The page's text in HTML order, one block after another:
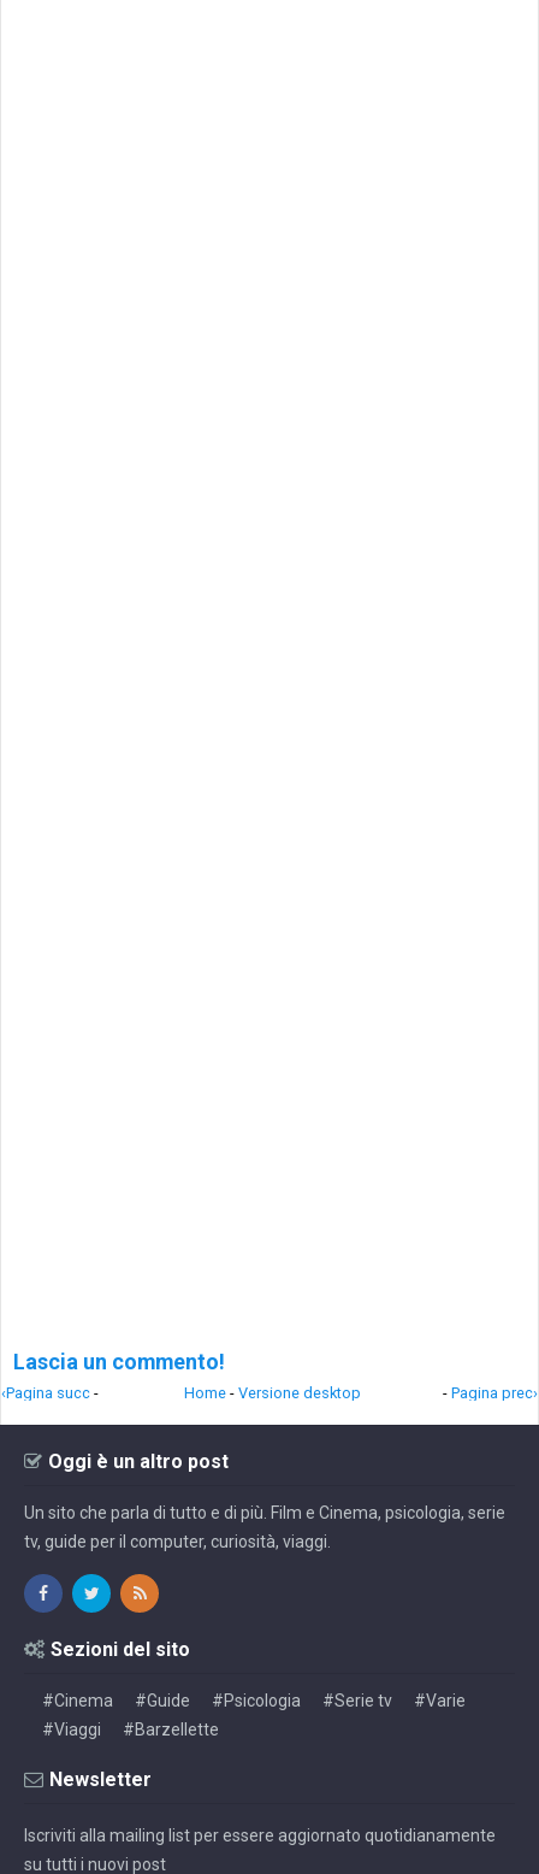
Lascia un commento!
‹Pagina succ - - Pagina prec›
Home - Versione desktop
Oggi è un altro post
Un sito che parla di tutto e di più. Film e Cinema, psicologia, serie
tv, guide per il computer, curiosità, viaggi.
Sezioni del sito
#Cinema #Guide #Psicologia #Serie tv
#Varie
#Viaggi
#Barzellette
Newsletter
Iscriviti alla mailing list per essere aggiornato quotidianamente
su tutti i nuovi post